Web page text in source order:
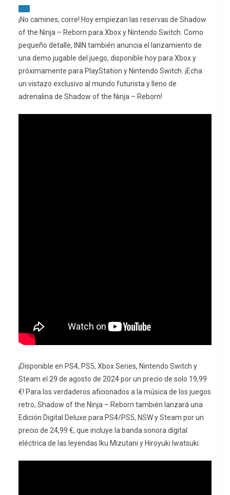
¡No camines, corre! Hoy empiezan las reservas de Shadow
of the Ninja – Reborn para Xbox y Nintendo Switch. Como
pequeño detalle, ININ también anuncia el lanzamiento de
una demo jugable del juego, disponible hoy para Xbox y
próximamente para PlayStation y Nintendo Switch. ¡Echa
un vistazo exclusivo al mundo futurista y lleno de
adrenalina de Shadow of the Ninja – Reborn!
¡Disponible en PS4, PS5, Xbox Series, Nintendo Switch y
Steam el 29 de agosto de 2024 por un precio de solo 19,99
€! Para los verdaderos aficionados a la música de los juegos
retro, Shadow of the Ninja – Reborn también lanzará una
Edición Digital Deluxe para PS4/PS5, NSW y Steam por un
precio de 24,99 €, que incluye la banda sonora digital
eléctrica de las leyendas Iku Mizutani y Hiroyuki Iwatsuki.